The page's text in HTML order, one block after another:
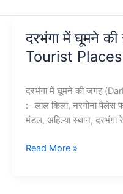
दरभंगा में घूमने
Tourist
दरभंगा में घूमने की जगह
:- लाल किला, नरगोना पैलेस
मंडल, अहिल्या स्थान,
दरभंगा
Read More »